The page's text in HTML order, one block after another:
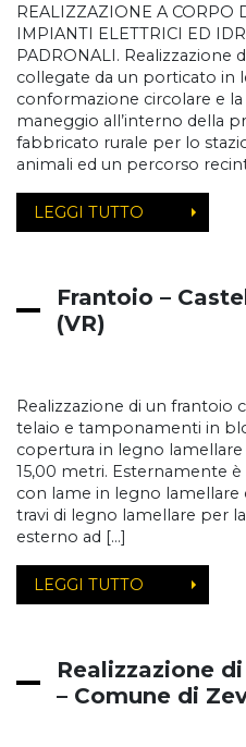
REALIZZAZIONE A CORPO
IMPIANTI ELETTRICI ED
PADRONALI. Realizzazione
collegate da un porticato in
conformazione circolare e la
maneggio all’interno della
fabbricato rurale per lo
animali ed un percorso
LEGGI TUTTO
Frantoio –
(VR)
Realizzazione di un frantoio
telaio e tamponamenti in
copertura in legno
15,00 metri. Esternamente
con lame in legno
travi di legno lamellare per
esterno ad […]
LEGGI TUTTO
Realizzazione
– Comune di